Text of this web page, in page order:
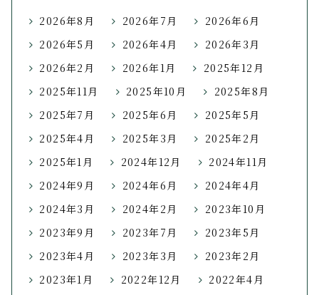
2026年8月 2026年7月
2026年6月
2026年5月
2026年4月
2026年3月
2026年2月
2026年1月
2025年12月
2025年11月
2025年10月
2025年8月
2025年7月
2025年6月
2025年5月
2025年4月
2025年3月
2025年2月
2025年1月
2024年12月
2024年11月
2024年9月
2024年6月
2024年4月
2024年3月
2024年2月
2023年10月
2023年9月
2023年7月
2023年5月
2023年4月
2023年3月
2023年2月
2023年1月
2022年12月
2022年4月